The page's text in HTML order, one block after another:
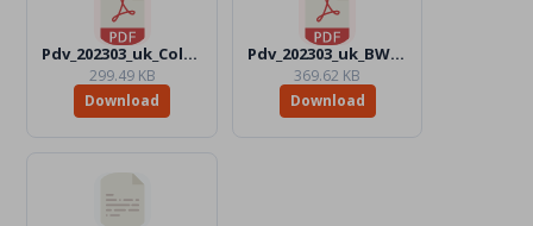
Pdv_202303_uk_Color.pdf
299.49 KB
Download
Pdv_202303_uk_BW.pdf
369.62 KB
Download